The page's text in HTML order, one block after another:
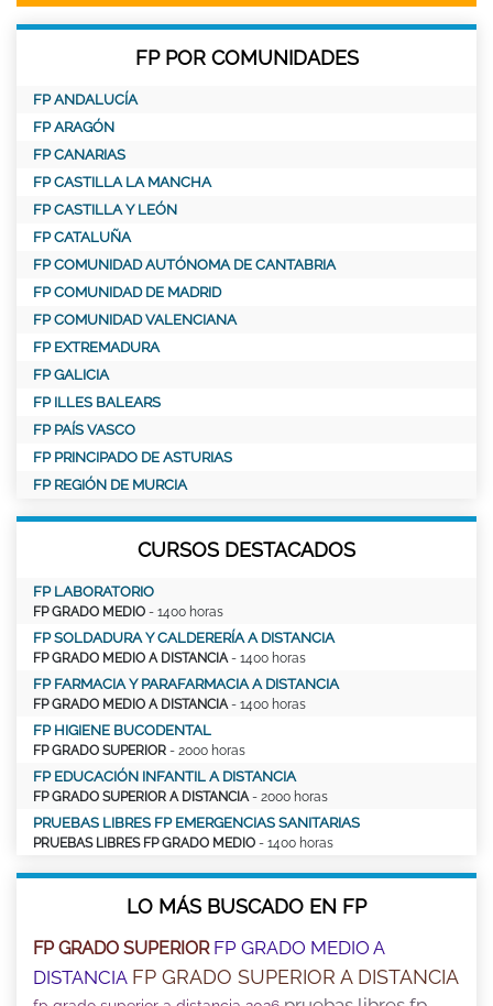
FP POR COMUNIDADES
FP ANDALUCÍA
FP ARAGÓN
FP CANARIAS
FP CASTILLA LA MANCHA
FP CASTILLA Y LEÓN
FP CATALUÑA
FP COMUNIDAD AUTÓNOMA DE CANTABRIA
FP COMUNIDAD DE MADRID
FP COMUNIDAD VALENCIANA
FP EXTREMADURA
FP GALICIA
FP ILLES BALEARS
FP PAÍS VASCO
FP PRINCIPADO DE ASTURIAS
FP REGIÓN DE MURCIA
CURSOS DESTACADOS
FP LABORATORIO
FP GRADO MEDIO - 1400 horas
FP SOLDADURA Y CALDERERÍA A DISTANCIA
FP GRADO MEDIO A DISTANCIA - 1400 horas
FP FARMACIA Y PARAFARMACIA A DISTANCIA
FP GRADO MEDIO A DISTANCIA - 1400 horas
FP HIGIENE BUCODENTAL
FP GRADO SUPERIOR - 2000 horas
FP EDUCACIÓN INFANTIL A DISTANCIA
FP GRADO SUPERIOR A DISTANCIA - 2000 horas
PRUEBAS LIBRES FP EMERGENCIAS SANITARIAS
PRUEBAS LIBRES FP GRADO MEDIO - 1400 horas
LO MÁS BUSCADO EN FP
FP GRADO SUPERIOR FP GRADO MEDIO A
DISTANCIA FP GRADO SUPERIOR A DISTANCIA